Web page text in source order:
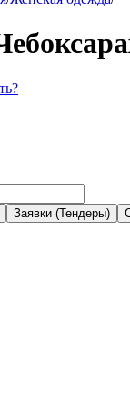
Заявки (Тендеры)